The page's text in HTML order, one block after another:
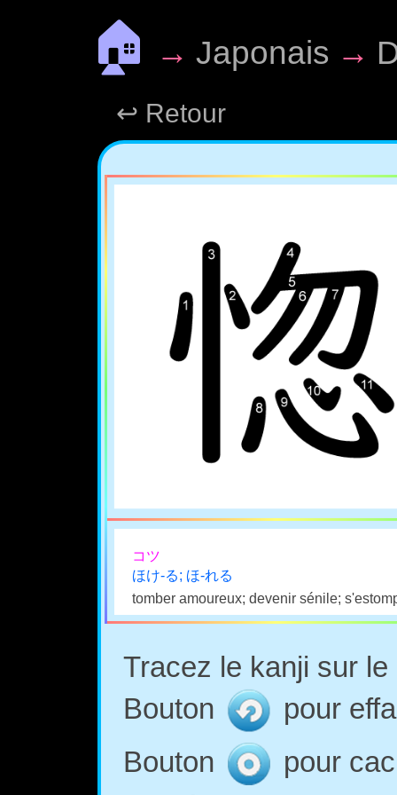
🏠 → Japonais →
↩ Retour
コツ
ほけ-る; ほ-れる
tomber amoureux; devenir sénile;
Tracez le kanji sur
Bouton
pour
Bouton
pour